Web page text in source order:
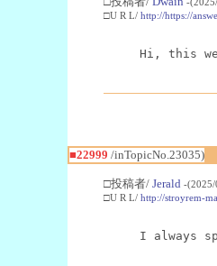
□U R L/ http://https://
Hi, this
■22999 /inTopicNo.23035)
□投稿者/ Jerald -
□U R L/ http://stroyrem-
I always